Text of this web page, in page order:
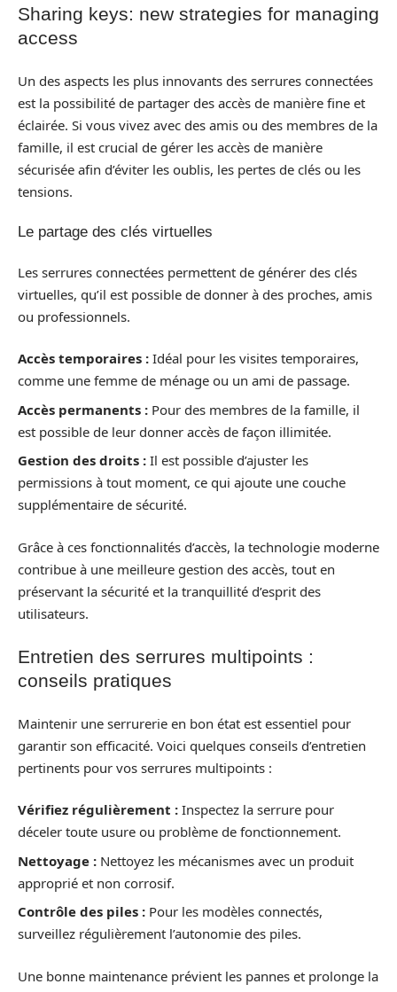
Sharing keys: new strategies for managing
access
Un des aspects les plus innovants des serrures connectées
est la possibilité de partager des accès de manière fine et
éclairée. Si vous vivez avec des amis ou des membres de la
famille, il est crucial de gérer les accès de manière
sécurisée afin d’éviter les oublis, les pertes de clés ou les
tensions.
Le partage des clés virtuelles
Les serrures connectées permettent de générer des clés
virtuelles, qu’il est possible de donner à des proches, amis
ou professionnels.
Accès temporaires : Idéal pour les visites temporaires,
comme une femme de ménage ou un ami de passage.
Accès permanents : Pour des membres de la famille, il
est possible de leur donner accès de façon illimitée.
Gestion des droits : Il est possible d’ajuster les
permissions à tout moment, ce qui ajoute une couche
supplémentaire de sécurité.
Grâce à ces fonctionnalités d’accès, la technologie moderne
contribue à une meilleure gestion des accès, tout en
préservant la sécurité et la tranquillité d’esprit des
utilisateurs.
Entretien des serrures multipoints :
conseils pratiques
Maintenir une serrurerie en bon état est essentiel pour
garantir son efficacité. Voici quelques conseils d’entretien
pertinents pour vos serrures multipoints :
Vérifiez régulièrement : Inspectez la serrure pour
déceler toute usure ou problème de fonctionnement.
Nettoyage : Nettoyez les mécanismes avec un produit
approprié et non corrosif.
Contrôle des piles : Pour les modèles connectés,
surveillez régulièrement l’autonomie des piles.
Une bonne maintenance prévient les pannes et prolonge la